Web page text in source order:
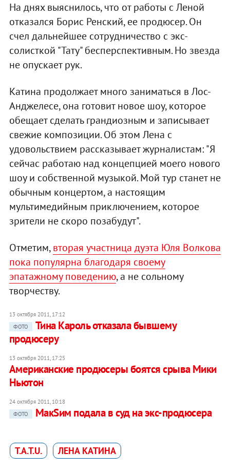
На днях выяснилось, что от работы с Леной
отказался Борис Ренский, ее продюсер. Он
счел дальнейшее сотрудничество с экс-
солисткой "Тату" бесперспективным. Но звезда
не опускает рук.
Катина продолжает много заниматься в Лос-
Анджелесе, она готовит новое шоу, которое
обещает сделать грандиозным и записывает
свежие композиции. Об этом Лена с
удовольствием рассказывает журналистам: "Я
сейчас работаю над концепцией моего нового
шоу и собственной музыкой. Мой тур станет не
обычным концертом, а настоящим
мультимедийным приключением, которое
зрители не скоро позабудут".
Отметим,вторая участница дуэта Юля Волкова
пока популярна благодаря своему
эпатажному поведению, а не сольному
творчеству.
13 октября 2011, 17:12
ФОТО
Тина Кароль отказала бывшему
продюсеру
13 октября 2011, 17:25
Американские продюсеры боятся срыва Мики
Ньютон
24 октября 2011, 10:18
ФОТО
МакSим подала в суд на экс-продюсера
T.A.T.U. ЛЕНА КАТИНА